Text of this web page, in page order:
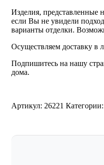
Изделия, представленные
если Вы не увидели
варианты отделки.
Осуществляем доставку в
Подпишитесь на нашу
дома.
Артикул: 26221 Категории: